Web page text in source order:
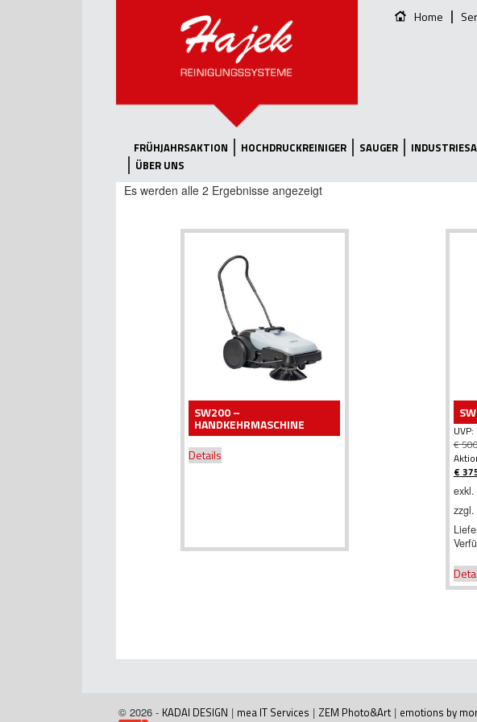
Home
FRÜHJAHRSAKTION HOCHDRUCKREINIGER SAUGER
ÜBER UNS
Es werden alle 2 Ergebnisse angezeigt
SW200 –
HANDKEHRMASCHINE
Details
UVP:
€
Preis
war:
€
€
Preis
ist:
€
exkl.
zzgl.
© 2026 - KADAI DESIGN | mea IT Services | ZEM Photo&Art | emotions by